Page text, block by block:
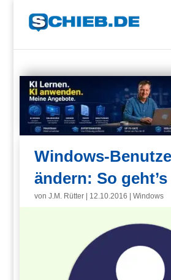
Windows-
ändern: So
vonJ.M. Rütter 12.10.2016 |Windows